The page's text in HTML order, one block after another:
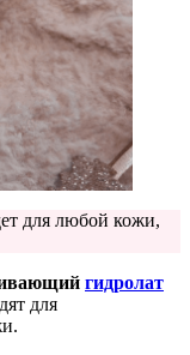
для любой кожи,
гидролат
для